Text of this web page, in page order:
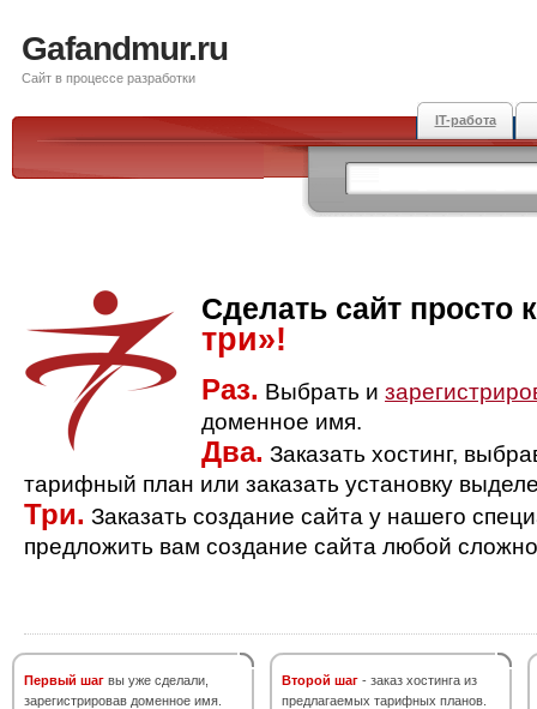
Gafandmur.ru
Сайт в процессе разработки
IT-работа
Сделать сайт просто
три»!
Раз. Выбрать и
доменное имя.
Два. Заказать хостинг,
тарифный план или заказать установку
Три. Заказать создание сайта у нашего
предложить вам создание сайта любой
Первый шаг вы уже сделали,
зарегистрировав доменное имя.
Второй шаг - заказ хостинга из
предлагаемых тарифных планов.